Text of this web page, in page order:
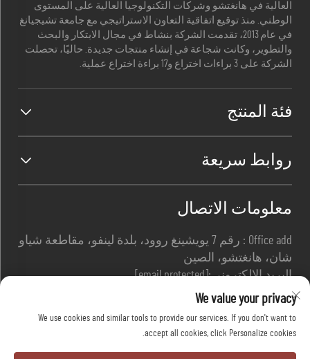
العالية في هانغتشو وشركات التكنولوجيا العالية على المستوى
الوطني. منذ توقيع اتفاقية التعاون الاستراتيجي مع جامعة تشيجيانغ
في عام 2013، تقدمت الشركة بنشاط في مجال الابتكار والبحث
والتطوير، وكانت شجاعة في إنشاء منتجات جديدة. حاليًا، تحصلت
الشركة على 3 براءات اختراع و17 براءة اختراع عملية.
فئة المنتج
روابط سريعة
معلومات الاتصال
Office add : رقم 7 يويشينغ روود، بلدة لينفو، مقاطعة شياو
شان، هانغتشو، الصين
البريد الإلكتروني:[email protected]
اتصل بي+86-13967169961
We value your privacy
We use cookies and similar tools to provide our services. If you don't want to
accept all cookies, click Personalize cookies.